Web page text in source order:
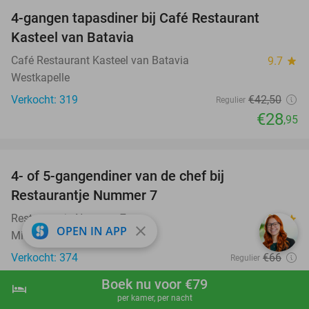
shopping_cart Boek nu
hotel Boek nu voor €79
per kamer, per nacht
4-gangen tapasdiner bij Café Restaurant
Kasteel van Batavia
Café Restaurant Kasteel van Batavia 9.7 star
Westkapelle
Verkocht: 319
Regulier €42,50
€28,95
4- of 5-gangendiner van de chef bij
Restaurantje Nummer 7
Restaurantje Nummer 7 9.6 star
Middelburg
Verkocht: 374
Regulier €66
€44
OPEN IN APP close